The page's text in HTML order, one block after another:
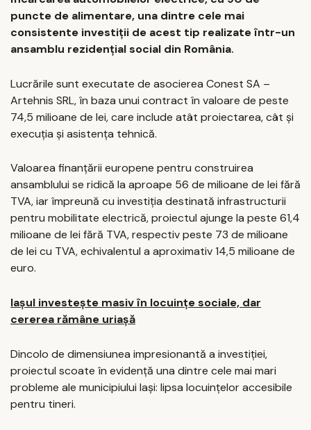
puncte de alimentare, una dintre cele mai
consistente investiții de acest tip realizate într-un
ansamblu rezidențial social din România.
Lucrările sunt executate de asocierea Conest SA –
Artehnis SRL, în baza unui contract în valoare de peste
74,5 milioane de lei, care include atât proiectarea, cât și
execuția și asistența tehnică.
Valoarea finanțării europene pentru construirea
ansamblului se ridică la aproape 56 de milioane de lei fără
TVA, iar împreună cu investiția destinată infrastructurii
pentru mobilitate electrică, proiectul ajunge la peste 61,4
milioane de lei fără TVA, respectiv peste 73 de milioane
de lei cu TVA, echivalentul a aproximativ 14,5 milioane de
euro.
Iașul investește masiv în locuințe sociale, dar
cererea rămâne uriașă
Dincolo de dimensiunea impresionantă a investiției,
proiectul scoate în evidență una dintre cele mai mari
probleme ale municipiului Iași: lipsa locuințelor accesibile
pentru tineri.